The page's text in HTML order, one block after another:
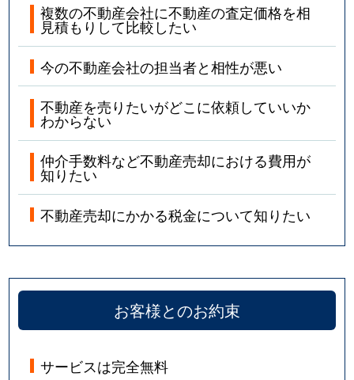
複数の不動産会社に不動産の査定価格を相
見積もりして比較したい
今の不動産会社の担当者と相性が悪い
不動産を売りたいがどこに依頼していいか
わからない
仲介手数料など不動産売却における費用が
知りたい
不動産売却にかかる税金について知りたい
お客様とのお約束
サービスは完全無料